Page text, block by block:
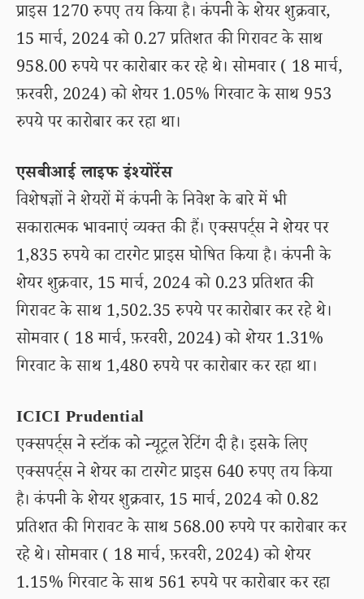
प्राइस 1270 रुपए तय किया है। कंपनी के शेयर शुक्रवार,
15 मार्च, 2024 को 0.27 प्रतिशत की गिरावट के साथ
958.00 रुपये पर कारोबार कर रहे थे। सोमवार ( 18 मार्च,
फ़रवरी, 2024) को शेयर 1.05% गिरवाट के साथ 953
रुपये पर कारोबार कर रहा था।
एसबीआई लाइफ इंश्योरेंस
विशेषज्ञों ने शेयरों में कंपनी के निवेश के बारे में भी
सकारात्मक भावनाएं व्यक्त की हैं। एक्सपर्ट्स ने शेयर पर
1,835 रुपये का टारगेट प्राइस घोषित किया है। कंपनी के
शेयर शुक्रवार, 15 मार्च, 2024 को 0.23 प्रतिशत की
गिरावट के साथ 1,502.35 रुपये पर कारोबार कर रहे थे।
सोमवार ( 18 मार्च, फ़रवरी, 2024) को शेयर 1.31%
गिरवाट के साथ 1,480 रुपये पर कारोबार कर रहा था।
ICICI Prudential
एक्सपर्ट्स ने स्टॉक को न्यूट्रल रेटिंग दी है। इसके लिए
एक्सपर्ट्स ने शेयर का टारगेट प्राइस 640 रुपए तय किया
है। कंपनी के शेयर शुक्रवार, 15 मार्च, 2024 को 0.82
प्रतिशत की गिरावट के साथ 568.00 रुपये पर कारोबार कर
रहे थे। सोमवार ( 18 मार्च, फ़रवरी, 2024) को शेयर
1.15% गिरवाट के साथ 561 रुपये पर कारोबार कर रहा